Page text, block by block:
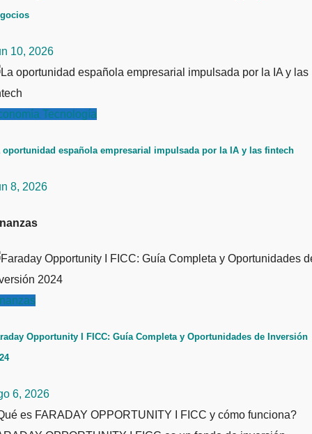
10, 2026
Tecnología
oportunidad española empresarial impulsada por la IA y las fintech
8, 2026
Opportunity I FICC: Guía Completa y Oportunidades de Inversión
6, 2026
es FARADAY OPPORTUNITY I FICC y cómo funciona?